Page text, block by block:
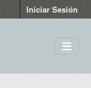
Iniciar Sesión